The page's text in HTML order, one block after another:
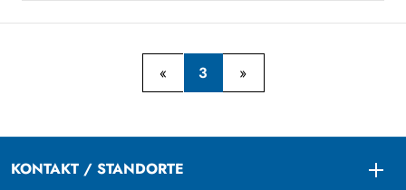
3
KONTAKT / STANDORTE